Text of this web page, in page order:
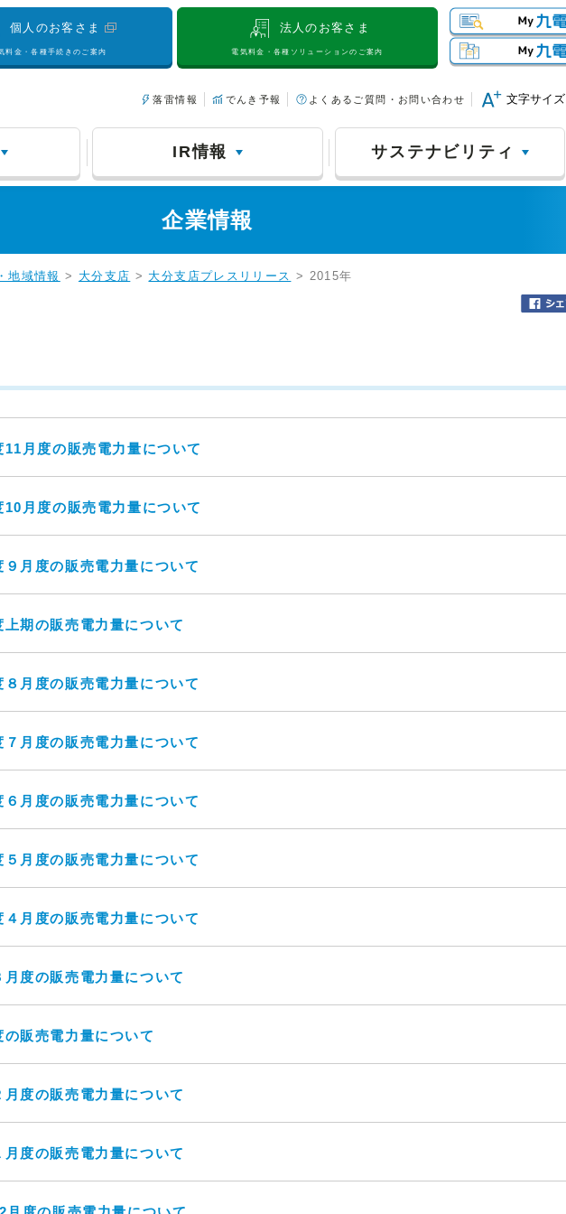
個人のお客さま
料金・各種手続きのご案内
法人のお客さま
電気料金・各種ソリューションのご案内
落雷情報 でんき予報 よくあるご質問・お問い合わせ 文字サイズ
IR情報 サステナビリティ
企業情報
地域情報 > 大分支店 > 大分支店プレスリリース > 2015年
月度の販売電力量について
月度の販売電力量について
月度の販売電力量について
期の販売電力量について
月度の販売電力量について
月度の販売電力量について
月度の販売電力量について
月度の販売電力量について
月度の販売電力量について
度の販売電力量について
販売電力量について
度の販売電力量について
度の販売電力量について